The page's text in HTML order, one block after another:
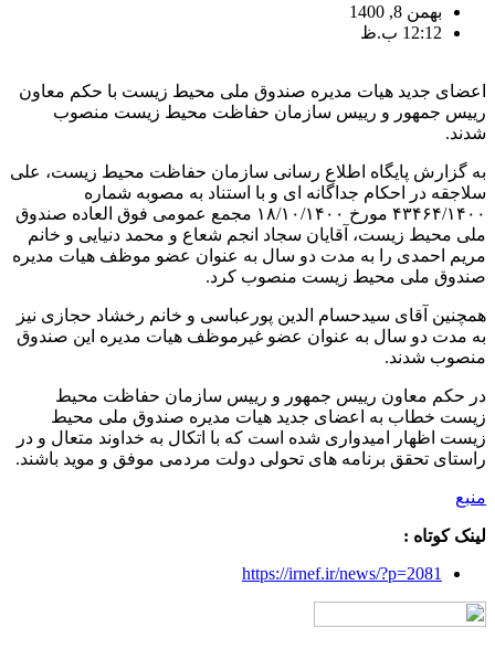
بهمن 8, 1400
12:12 ب.ظ
اعضای جدید هیات مدیره صندوق ملی محیط زیست با حکم معاون
رییس جمهور و رییس سازمان حفاظت محیط زیست منصوب
شدند.
به گزارش پایگاه اطلاع رسانی سازمان حفاظت محیط زیست، علی
سلاجقه در احکام جداگانه ای و با استناد به مصوبه شماره
۴۳۴۶۴/۱۴۰۰ مورخ ۱۸/۱۰/۱۴۰۰ مجمع عمومی فوق العاده صندوق
ملی محیط زیست، آقایان سجاد انجم شعاع و محمد دنیایی و خانم
مریم احمدی را به مدت دو سال به عنوان عضو موظف هیات مدیره
صندوق ملی محیط زیست منصوب کرد.
همچنین آقای سیدحسام الدین پورعباسی و خانم رخشاد حجازی نیز
به مدت دو سال به عنوان عضو غیرموظف هیات مدیره این صندوق
منصوب شدند.
در حکم معاون رییس جمهور و رییس سازمان حفاظت محیط
زیست خطاب به اعضای جدید هیات مدیره صندوق ملی محیط
زیست اظهار امیدواری شده است که با اتکال به خداوند متعال و در
راستای تحقق برنامه های تحولی دولت مردمی موفق و موید باشند.
منبع
لینک کوتاه :
https://irnef.ir/news/?p=2081